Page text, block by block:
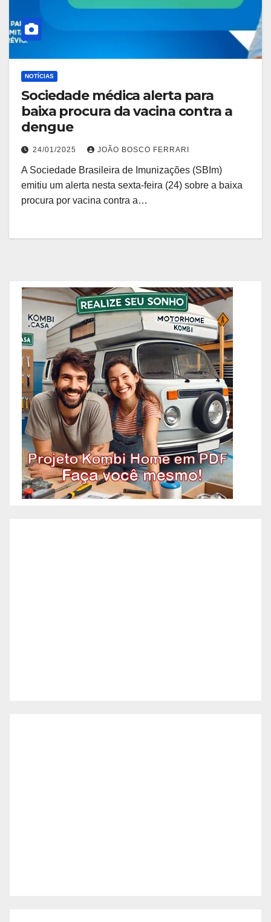
NOTÍCIAS
Sociedade médica alerta para
baixa procura da vacina contra a
dengue
24/01/2025 JOÃO BOSCO FERRARI
A Sociedade Brasileira de Imunizações (SBIm)
emitiu um alerta nesta sexta-feira (24) sobre a baixa
procura por vacina contra a…